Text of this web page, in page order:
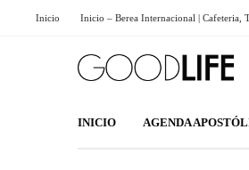
Inicio Inicio – Berea Internacional | Cafeteria,
INICIO AGENDA